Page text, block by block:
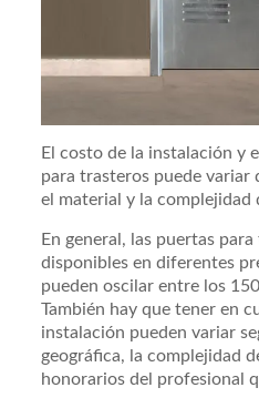
El costo de la instalación y
para trasteros puede variar
el material y la complejidad
En general, las puertas
disponibles en diferentes
pueden oscilar entre los
También hay que tener en
instalación pueden variar
geográfica, la complejidad
honorarios del profesional